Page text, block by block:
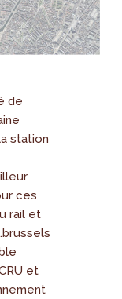
de
station
ces
rail et
et